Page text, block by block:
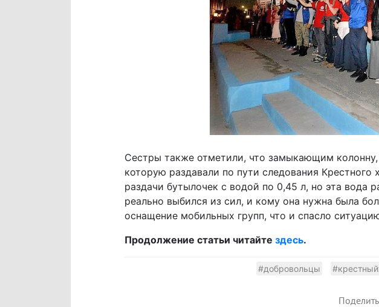
Сестры также отметили, что замыкающим
которую раздавали по пути следования
раздачи бутылочек с водой по 0,45 л, но эта
реально выбился из сил, и кому она нужна была
оснащение мобильных групп, что и спасло
Продолжение статьи читайте здесь.
#добровольцы